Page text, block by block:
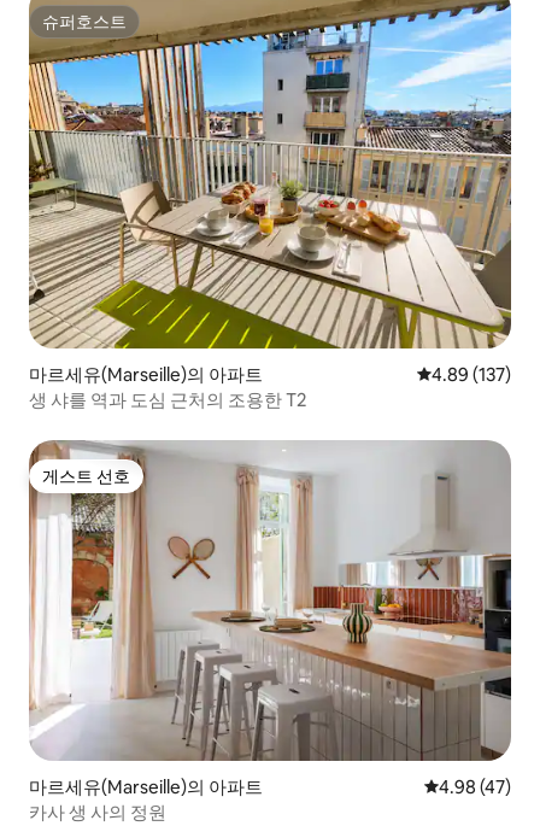
슈퍼호스트
슈퍼호스트
마르세유(Marseille)의 아파트 평점 4.89점(5
4.89 (137)
생 샤를 역과 도심 근처의 조용한 T2
게스트 선호
게스트 선호
마르세유(Marseille)의 아파트 평점 4.98점(5
4.98 (47)
카사 생 사의 정원